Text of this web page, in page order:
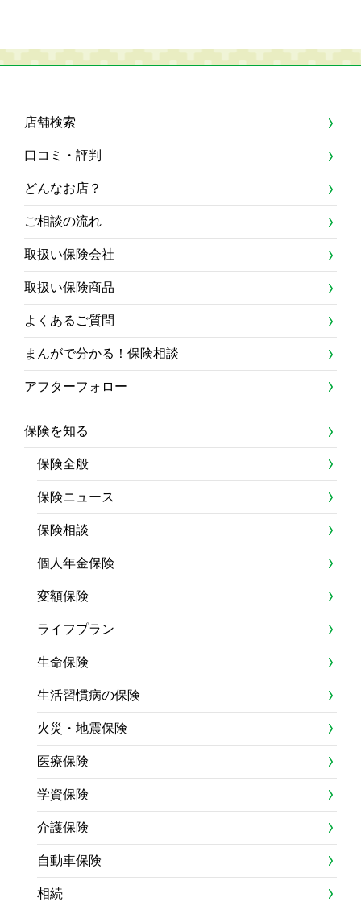
店舗検索
口コミ・評判
どんなお店？
ご相談の流れ
取扱い保険会社
取扱い保険商品
よくあるご質問
まんがで分かる！保険相談
アフターフォロー
保険を知る
保険全般
保険ニュース
保険相談
個人年金保険
変額保険
ライフプラン
生命保険
生活習慣病の保険
火災・地震保険
医療保険
学資保険
介護保険
自動車保険
相続